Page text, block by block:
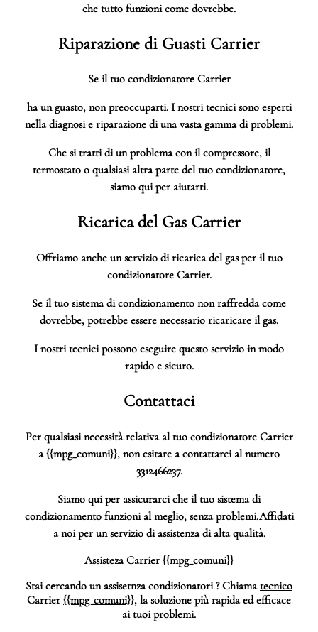
che tutto funzioni come dovrebbe.
Riparazione di Guasti Carrier
Se il tuo condizionatore Carrier
ha un guasto, non preoccuparti. I nostri tecnici sono esperti
nella diagnosi e riparazione di una vasta gamma di problemi.
Che si tratti di un problema con il compressore, il
termostato o qualsiasi altra parte del tuo condizionatore,
siamo qui per aiutarti.
Ricarica del Gas Carrier
Offriamo anche un servizio di ricarica del gas per il tuo
condizionatore Carrier.
Se il tuo sistema di condizionamento non raffredda come
dovrebbe, potrebbe essere necessario ricaricare il gas.
I nostri tecnici possono eseguire questo servizio in modo
rapido e sicuro.
Contattaci
Per qualsiasi necessità relativa al tuo condizionatore Carrier
a {{mpg_comuni}}, non esitare a contattarci al numero
3312466237.
Siamo qui per assicurarci che il tuo sistema di
condizionamento funzioni al meglio, senza problemi.Affidati
a noi per un servizio di assistenza di alta qualità.
Assisteza Carrier {{mpg_comuni}}
Stai cercando un assisetnza condizionatori ? Chiamatecnico
Carrier {{mpg_comuni}}, la soluzione più rapida ed efficace
ai tuoi problemi.